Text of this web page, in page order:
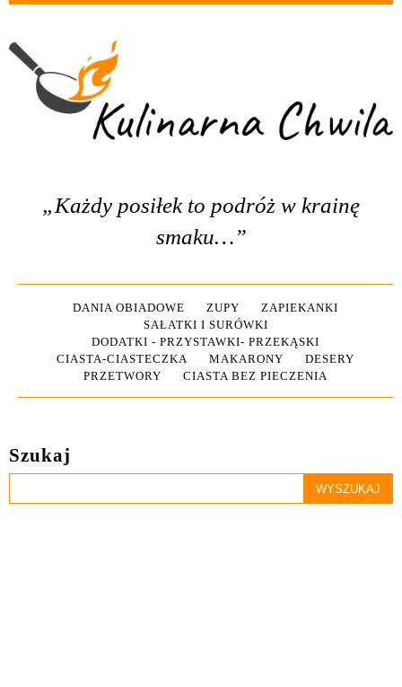
„Każdy posiłek to podróż w krainę
smaku…”
DANIA OBIADOWE ZUPY
ZAPIEKANKI
SAŁATKI I SURÓWKI
DODATKI - PRZYSTAWKI- PRZEKĄSKI
CIASTA-CIASTECZKA
MAKARONY
DESERY
PRZETWORY
CIASTA BEZ PIECZENIA
Szukaj